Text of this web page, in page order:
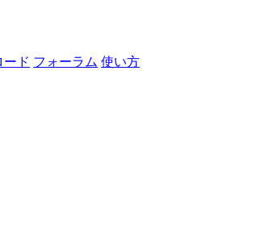
ード フォーラム 使い方